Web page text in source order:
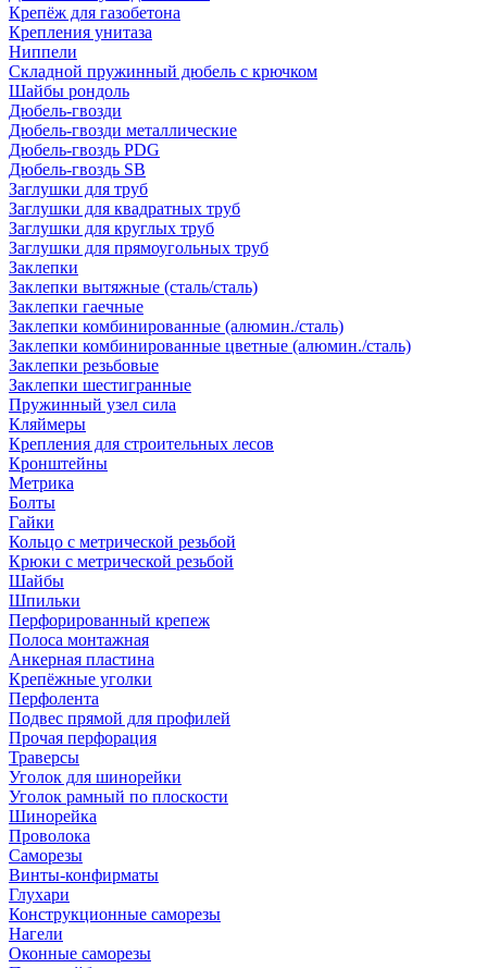
Крепёж для газобетона
Крепления унитаза
Ниппели
Складной пружинный дюбель с крючком
Шайбы рондоль
Дюбель-гвозди
Дюбель-гвозди металлические
Дюбель-гвоздь PDG
Дюбель-гвоздь SB
Заглушки для труб
Заглушки для квадратных труб
Заглушки для круглых труб
Заглушки для прямоугольных труб
Заклепки
Заклепки вытяжные (сталь/сталь)
Заклепки гаечные
Заклепки комбинированные (алюмин./сталь)
Заклепки комбинированные цветные (алюмин./сталь)
Заклепки резьбовые
Заклепки шестигранные
Пружинный узел сила
Кляймеры
Крепления для строительных лесов
Кронштейны
Метрика
Болты
Гайки
Кольцо с метрической резьбой
Крюки с метрической резьбой
Шайбы
Шпильки
Перфорированный крепеж
Полоса монтажная
Анкерная пластина
Крепёжные уголки
Перфолента
Подвес прямой для профилей
Прочая перфорация
Траверсы
Уголок для шинорейки
Уголок рамный по плоскости
Шинорейка
Проволока
Саморезы
Винты-конфирматы
Глухари
Конструкционные саморезы
Нагели
Оконные саморезы